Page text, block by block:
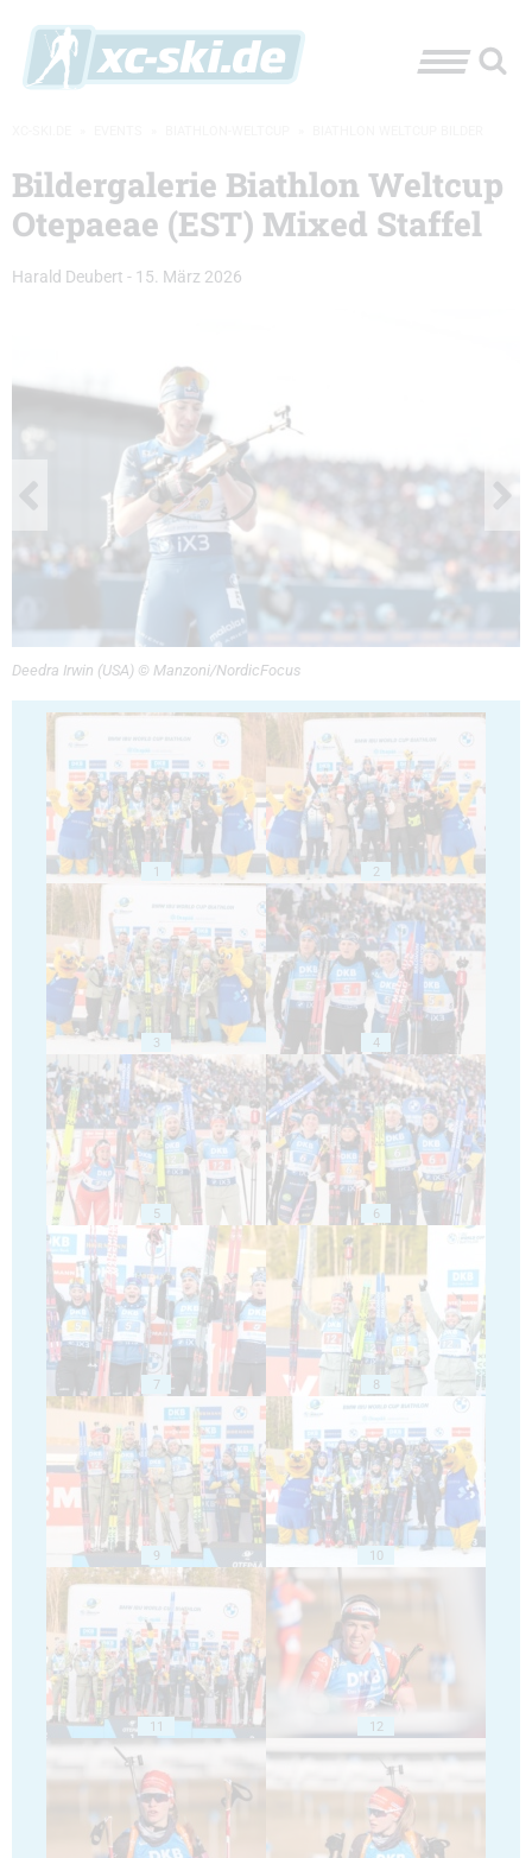
Bildergalerie Biathlon Weltcup
Otepaeae (EST) Mixed Staffel
Harald Deubert - 15. März 2026
Deedra Irwin (USA) © Manzoni/NordicFocus
1 2
3 4
5 6
7 8
9 10
11 12